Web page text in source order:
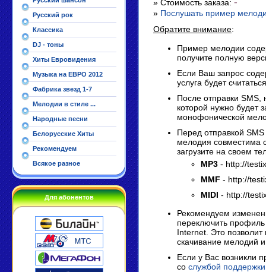
Русский рок
Классика
DJ - тоны
Хиты Евровидения
Музыка на ЕВРО 2012
Фабрика звезд 1-7
Мелодии в стиле ...
Народные песни
Белорусские Хиты
Рекомендуем
Всякое разное
Для абонентов
» Стоимость заказа:
» Послушать пример
Обратите внимание:
Пример мелодии
получите полную
Если Ваш запрос
услуга будет
После отправки SMS,
которой нужно будет
монофонической
Перед отправкой
мелодия совместима
загрузите на своем
MP3 - http://
MMF - http://
MIDI - http://
Рекомендуем
переключить профиль
Internet. Это позволит
скачивание мелодий
Если у Вас возникли
со службой поддержки